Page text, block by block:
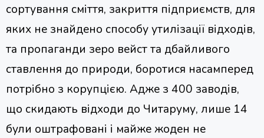
сортування сміття, закриття підприємств, для
яких не знайдено способу утилізації відходів,
та пропаганди зеро вейст та дбайливого
ставлення до природи, боротися насамперед
потрібно з корупцією. Адже з 400 заводів,
що скидають відходи до Читаруму, лише 14
були оштрафовані і майже жоден не